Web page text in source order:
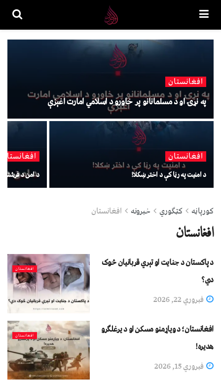
افغانستان
په نړۍ او د مسلمانانو پر خاورو د اسلامي امارت اغېزې
افغانستان
د امنیت په رڼا کې د اختر ښکلا!
افغانستان
د امن د فرشتو
کورپاڼه کټګوري خبرونه افغانستان
افغانستان
افغانستان
د پاکستان د جنایت او تېري قربانیان څوک
دي؟
فبروري 22, 2026
افغانستان
افغانستان؛ د ویاړمنو مسکن او د یرغلګرو
هدیره!
فبروري 15, 2026